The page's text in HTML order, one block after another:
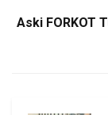
Aski FORKOT